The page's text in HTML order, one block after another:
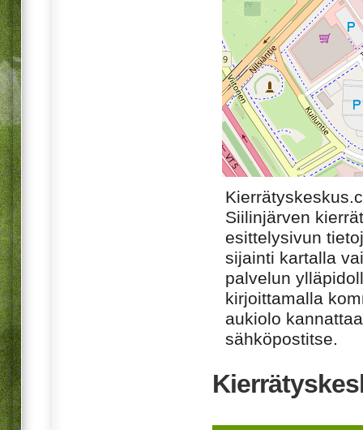
Siilinjärven
esittelysivun
sijainti kartalla
palvelun
kirjoittamalla
aukiolo
sähköpostitse.